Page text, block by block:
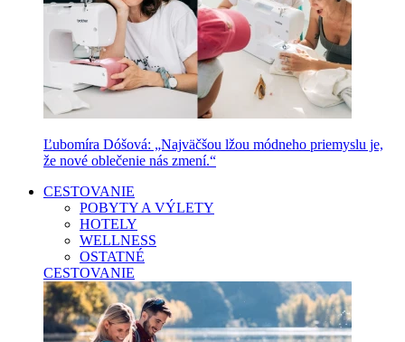
Ľubomíra Dóšová: „Najväčšou lžou módneho priemyslu je,
že nové oblečenie nás zmení.“
CESTOVANIE
POBYTY A VÝLETY
HOTELY
WELLNESS
OSTATNÉ
CESTOVANIE